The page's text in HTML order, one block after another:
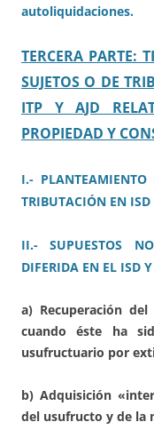
autoliquidaciones.
TERCERA PARTE:
SUJETOS O DE
ITP Y AJD
PROPIEDAD Y
I.- PLANTEAMIENTO
TRIBUTACIÓN EN ISD
II.- SUPUESTOS
DIFERIDA EN EL ISD
a) Recuperación
cuando éste ha
usufructuario por
b) Adquisición
del usufructo y de la